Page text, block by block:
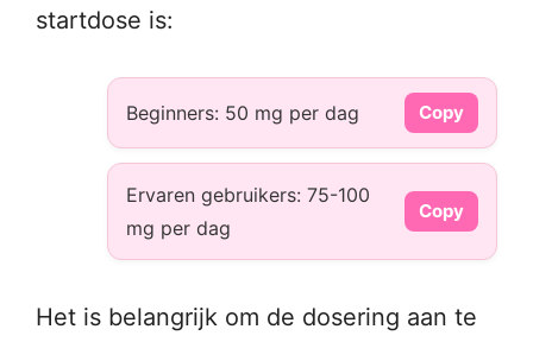
startdose is:
Beginners: 50 mg per dag Copy
Ervaren gebruikers: 75-100
mg per dag
Copy
Het is belangrijk om de dosering aan te